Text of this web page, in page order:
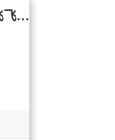
易记网址:28yc.com 加拿大28-pc开奖结果预测加拿大|加拿大28开奖结果预测官网|飞飞28加拿大在线预测_火热研究!